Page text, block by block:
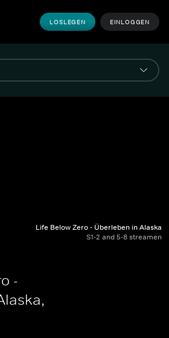
LOSLEGEN EINLOGGEN
Life Below Zero - Überleben in Alaska
S1-2 and 5-8 streamen
-